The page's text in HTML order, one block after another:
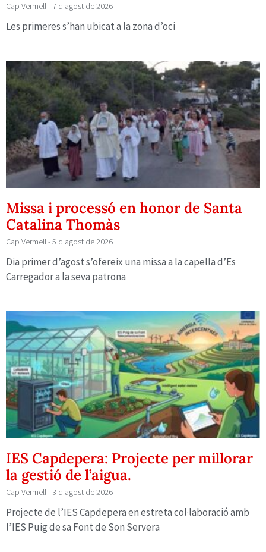
Cap Vermell 7 d'agost de 2026
Les primeres s’han ubicat a la zona d’oci
Missa i processó en honor de Santa
Catalina Thomàs
Cap Vermell 5 d'agost de 2026
Dia primer d’agost s’ofereix una missa a la capella d’Es
Carregador a la seva patrona
IES Capdepera: Projecte per millorar
la gestió de l’aigua.
Cap Vermell 3 d'agost de 2026
Projecte de l’IES Capdepera en estreta col·laboració amb
l’IES Puig de sa Font de Son Servera